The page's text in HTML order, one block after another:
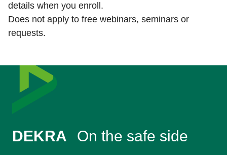
details when you enroll.
Does not apply to free webinars, seminars or
requests.
Sidfot
DEKRA On the safe side